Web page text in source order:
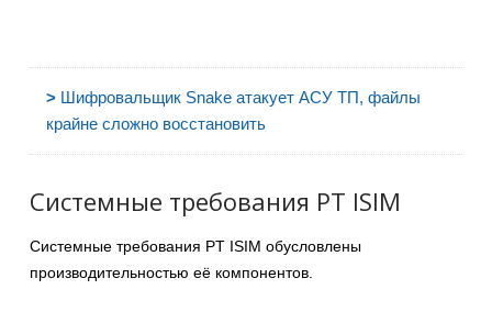
> Шифровальщик Snake атакует АСУ ТП, файлы
крайне сложно восстановить
Системные требования PT ISIM
Системные требования PT ISIM обусловлены
производительностью её компонентов.